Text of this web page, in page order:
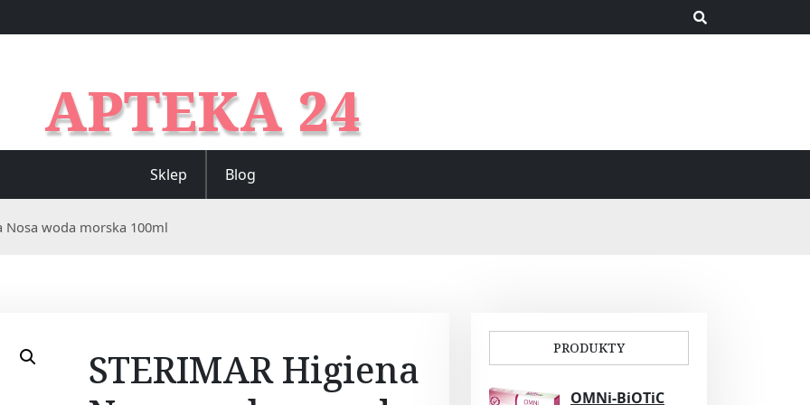
APTEKA 24
Sklep Blog
Nosa woda morska 100ml
STERIMAR Higiena
PRODUKTY
OMNi-BiOTiC